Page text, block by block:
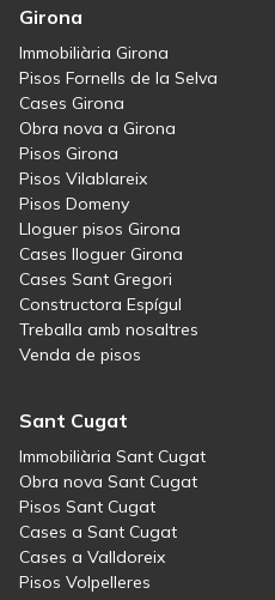
Girona
Immobiliària Girona
Pisos Fornells de la Selva
Cases Girona
Obra nova a Girona
Pisos Girona
Pisos Vilablareix
Pisos Domeny
Lloguer pisos Girona
Cases lloguer Girona
Cases Sant Gregori
Constructora Espígul
Treballa amb nosaltres
Venda de pisos
Sant Cugat
Immobiliària Sant Cugat
Obra nova Sant Cugat
Pisos Sant Cugat
Cases a Sant Cugat
Cases a Valldoreix
Pisos Volpelleres